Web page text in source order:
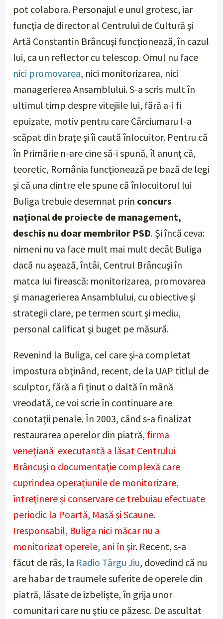
pot colabora. Personajul e unul grotesc, iar
funcţia de director al Centrului de Cultură şi
Artă Constantin Brâncuşi funcţionează, în cazul
lui, ca un reflector cu telescop. Omul nu face
nici promovarea, nici monitorizarea, nici
managerierea Ansamblului. S-a scris mult în
ultimul timp despre vitejiile lui, fără a-i fi
epuizate, motiv pentru care Cârciumaru l-a
scăpat din braţe şi îi caută înlocuitor. Pentru că
în Primărie n-are cine să-i spună, îl anunţ că,
teoretic, România funcţionează pe bază de legi
şi că una dintre ele spune că înlocuitorul lui
Buliga trebuie desemnat prin concurs
naţional de proiecte de management,
deschis nu doar membrilor PSD. Şi încă ceva:
nimeni nu va face mult mai mult decât Buliga
dacă nu aşează, întâi, Centrul Brâncuşi în
matca lui firească: monitorizarea, promovarea
şi managerierea Ansamblului, cu obiective şi
strategii clare, pe termen scurt şi mediu,
personal calificat şi buget pe măsură.
Revenind la Buliga, cel care şi-a completat
impostura obţinând, recent, de la UAP titlul de
sculptor, fără a fi ţinut o daltă în mână
vreodată, ce voi scrie în continuare are
conotaţii penale. În 2003, când s-a finalizat
restaurarea operelor din piatră, firma
veneţiană executantă a lăsat Centrului
Brâncuşi o documentaţie complexă care
cuprindea operaţiunile de monitorizare,
întreţinere şi conservare ce trebuiau efectuate
periodic la Poartă, Masă şi Scaune.
Iresponsabil, Buliga nici măcar nu a
monitorizat operele, ani în şir. Recent, s-a
făcut de râs, la Radio Târgu Jiu, dovedind că nu
are habar de traumele suferite de operele din
piatră, lăsate de izbelişte, în grija unor
comunitari care nu ştiu ce păzesc. De ascultat